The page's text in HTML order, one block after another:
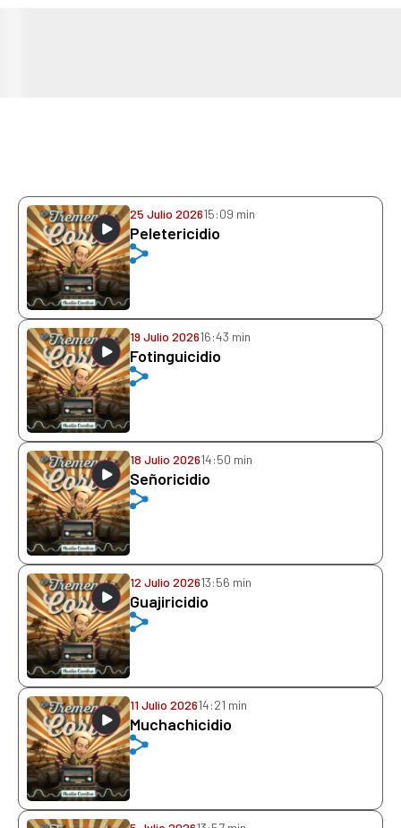
25 Julio 202615:09 min
Peletericidio
19 Julio 202616:43 min
Fotinguicidio
18 Julio 202614:50 min
Señoricidio
12 Julio 202613:56 min
Guajiricidio
11 Julio 202614:21 min
Muchachicidio